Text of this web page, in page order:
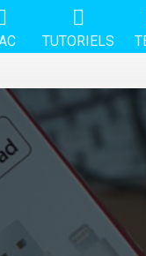
TUTORIELS